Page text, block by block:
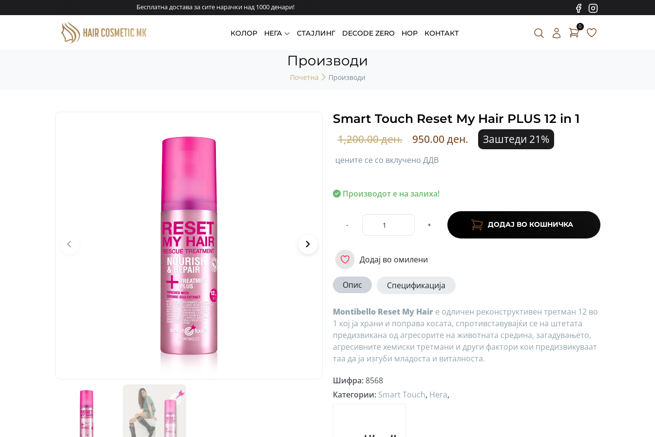
Бесплатна достава за сите нарачки над 1000 денари!
0
КОЛОР НЕГА СТАЈЛИНГ DECODE ZERO HOP КОНТАКТ
Производи
Почетна Производи
Smart Touch Reset My Hair PLUS 12 in 1
1,200.00 ден. 950.00 ден. Заштеди 21%
цените се со вклучено ДДВ
Производот е на залиха!
- + ДОДАЈ ВО КОШНИЧКА
Додај во омилени
Опис Спецификација
Montibello Reset My Hair е одличен реконструктивен третман 12 во
1 кој ја храни и поправа косата, спротивставувајќи се на штетата
предизвикана од агресорите на животната средина, загадувањето,
агресивните хемиски третмани и други фактори кои предизвикуваат
таа да ја изгуби младоста и виталноста.
Шифра:8568
Категории: Smart Touch, Нега,